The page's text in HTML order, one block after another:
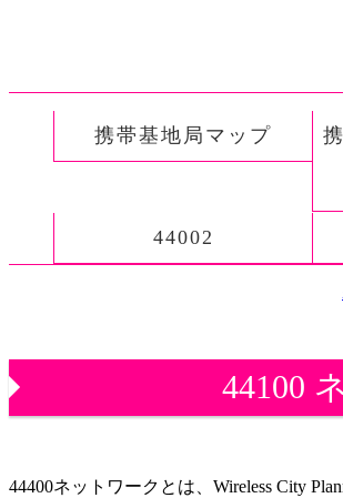
携帯基地局マップ
44002
44100
44400ネットワークとは、Wireless City